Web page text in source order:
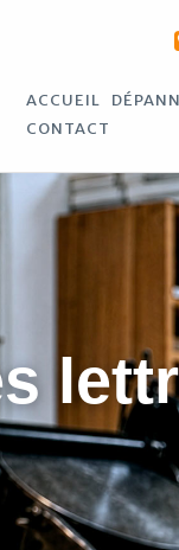
ACCUEIL
CONTACT